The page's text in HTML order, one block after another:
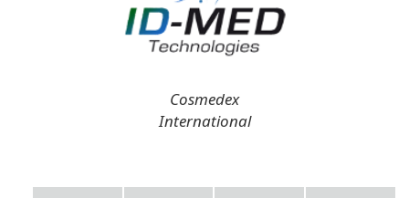
Cosmedex
International